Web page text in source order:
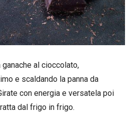
al cioccolato,
e scaldando la panna da
con energia e versatela poi
dal frigo in frigo.